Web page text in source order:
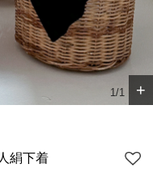
1/1 +
絹下着